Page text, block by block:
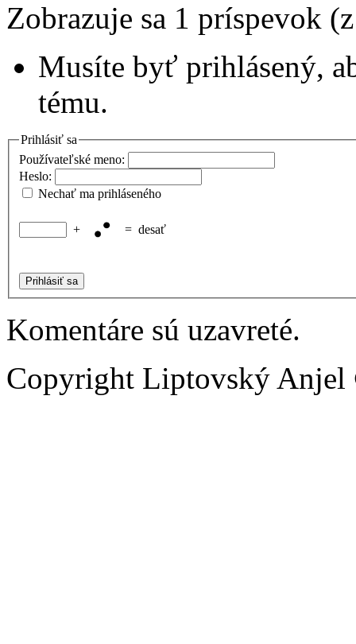
Zobrazuje sa 1 príspevok
Musíte byť prihlásený,
tému.
Prihlásiť sa
Používateľské meno:
Heslo:
Nechať ma prihláseného
+ = desať
Prihlásiť sa
Komentáre sú uzavreté.
Copyright Liptovský Anjel